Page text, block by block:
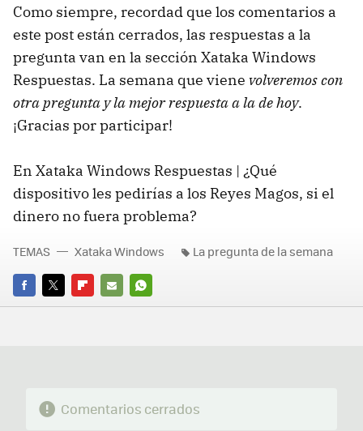
Como siempre, recordad que los comentarios a
este post están cerrados, las respuestas a la
pregunta van en la sección Xataka Windows
Respuestas. La semana que viene volveremos con
otra pregunta y la mejor respuesta a la de hoy.
¡Gracias por participar!
En Xataka Windows Respuestas | ¿Qué
dispositivo les pedirías a los Reyes Magos, si el
dinero no fuera problema?
FACEBOOK
TWITTERFLIPBOARD
E-
WHATSAPP
TEMAS Xataka Windows La pregunta de la semana
Comentarios cerrados